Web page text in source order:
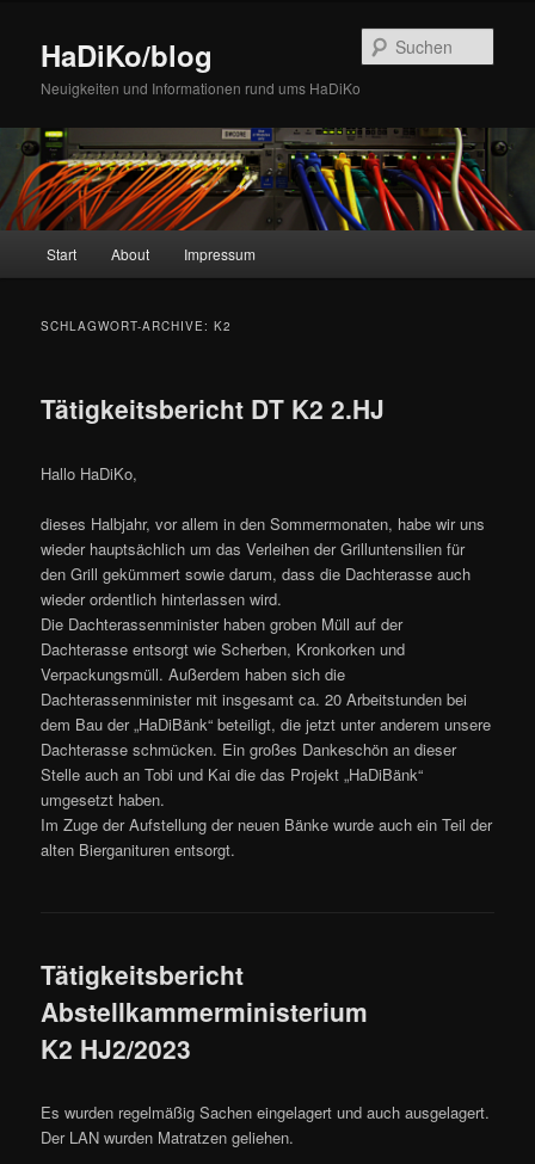
wechseln
wechseln
HaDiKo/blog
Neuigkeiten und Informationen rund ums HaDiKo
Start About Impressum
SCHLAGWORT-ARCHIVE:K2
Tätigkeitsbericht DT K2 2.HJ
Hallo HaDiKo,
dieses Halbjahr, vor allem in den Sommermonaten, habe wir uns
wieder hauptsächlich um das Verleihen der Grilluntensilien für
den Grill gekümmert sowie darum, dass die Dachterasse auch
wieder ordentlich hinterlassen wird.
Die Dachterassenminister haben groben Müll auf der
Dachterasse entsorgt wie Scherben, Kronkorken und
Verpackungsmüll. Außerdem haben sich die
Dachterassenminister mit insgesamt ca. 20 Arbeitstunden bei
dem Bau der „HaDiBänk“ beteiligt, die jetzt unter anderem unsere
Dachterasse schmücken. Ein großes Dankeschön an dieser
Stelle auch an Tobi und Kai die das Projekt „HaDiBänk“
umgesetzt haben.
Im Zuge der Aufstellung der neuen Bänke wurde auch ein Teil der
alten Bierganituren entsorgt.
Tätigkeitsbericht
Abstellkammerministerium
K2 HJ2/2023
Es wurden regelmäßig Sachen eingelagert und auch ausgelagert.
Der LAN wurden Matratzen geliehen.